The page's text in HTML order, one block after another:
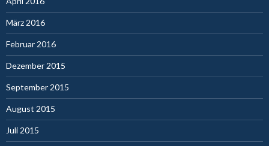
März 2016
Februar 2016
Dezember 2015
September 2015
August 2015
Juli 2015